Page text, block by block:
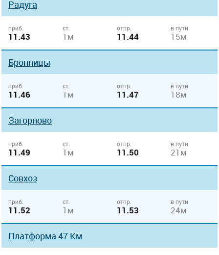
Радуга
приб.
11.43
ст.
1м
отпр.
11.44
в пути
15м
Бронницы
приб.
11.46
ст.
1м
отпр.
11.47
в пути
18м
Загорново
приб.
11.49
ст.
1м
отпр.
11.50
в пути
21м
Совхоз
приб.
11.52
ст.
1м
отпр.
11.53
в пути
24м
Платформа 47 Км